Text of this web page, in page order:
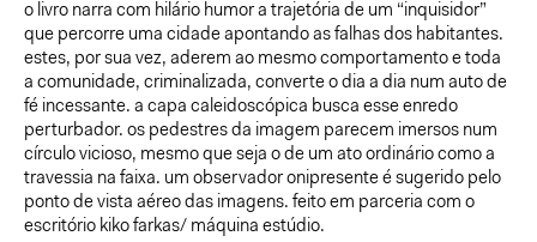
o livro narra com hilário humor a trajetória de um “inquisidor”
que percorre uma cidade apontando as falhas dos habitantes.
estes, por sua vez, aderem ao mesmo comportamento e toda
a comunidade, criminalizada, converte o dia a dia num auto de
fé incessante. a capa caleidoscópica busca esse enredo
perturbador. os pedestres da imagem parecem imersos num
círculo vicioso, mesmo que seja o de um ato ordinário como a
travessia na faixa. um observador onipresente é sugerido pelo
ponto de vista aéreo das imagens. feito em parceria com o
escritório kiko farkas/ máquina estúdio.